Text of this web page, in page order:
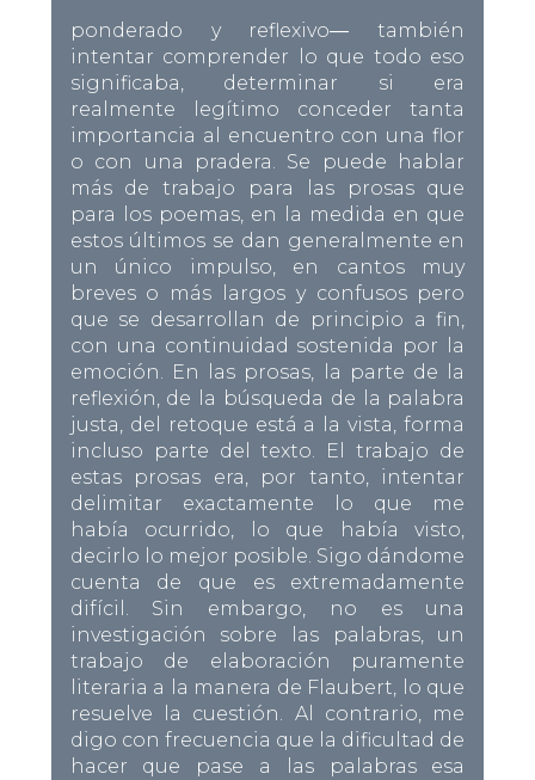
ponderado y reflexivo― también
intentar comprender lo que todo eso
significaba, determinar si era
realmente legítimo conceder tanta
importancia al encuentro con una flor
o con una pradera. Se puede hablar
más de trabajo para las prosas que
para los poemas, en la medida en que
estos últimos se dan generalmente en
un único impulso, en cantos muy
breves o más largos y confusos pero
que se desarrollan de principio a fin,
con una continuidad sostenida por la
emoción. En las prosas, la parte de la
reflexión, de la búsqueda de la palabra
justa, del retoque está a la vista, forma
incluso parte del texto. El trabajo de
estas prosas era, por tanto, intentar
delimitar exactamente lo que me
había ocurrido, lo que había visto,
decirlo lo mejor posible. Sigo dándome
cuenta de que es extremadamente
difícil. Sin embargo, no es una
investigación sobre las palabras, un
trabajo de elaboración puramente
literaria a la manera de Flaubert, lo que
resuelve la cuestión. Al contrario, me
digo con frecuencia que la dificultad de
hacer que pase a las palabras esa